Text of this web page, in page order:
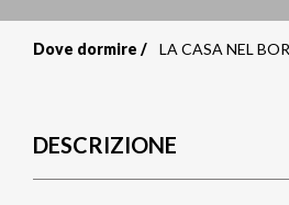
pane
Dove dormire LA CASA NEL
DESCRIZIONE